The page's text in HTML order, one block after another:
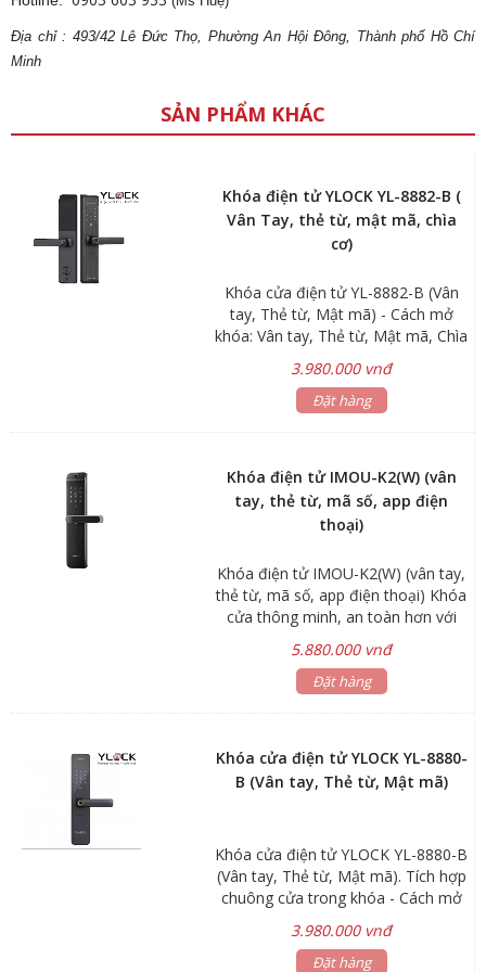
Địa chỉ : 493/42 Lê Đức Thọ, Phường An Hội Đông, Thành phố Hồ Chí
Minh
SẢN PHẨM KHÁC
Khóa điện tử YLOCK YL-8882-B (
Vân Tay, thẻ từ, mật mã, chìa
cơ)
Khóa cửa điện tử YL-8882-B (Vân
tay, Thẻ từ, Mật mã) - Cách mở
khóa: Vân tay, Thẻ từ, Mật mã, Chìa
khóa cơ - Màu sắc: Đen xám mạnh
mẽ - Cấu tạo: Hợp kim nhôm chắc
chắn Khuyến mãi bao lắp đặt trong
3.980.000 vnđ
Đặt hàng
Khóa điện tử IMOU-K2(W) (vân
tay, thẻ từ, mã số, app điện
thoại)
Khóa điện tử IMOU-K2(W) (vân tay,
thẻ từ, mã số, app điện thoại) Khóa
cửa thông minh, an toàn hơn với
tiêu chuẩn của Châu Âu (GA701-
2007) . ■ Bề mặt và tay cầm bằng
hợp kim kẽm, mạnh mẽ và chắc
mật khẩu, Bluetooth & chìa khóa
cơ truyền thống. ■ Nhận biết thẻ ở
khoảng cách < 2 cm, đọc mã thẻ
biến điện dung, tỉ lệ sai < 0.0002%,
bộ nhớ lưu trữ : 50 vân tay. ■ Mở
cửa bằng password: Lưu trữ 50
password ■ Thân thiện hơn với tính
năng nhắc nhở bằng giọng nói +
chế độ ra vào tự do (Passage
5.880.000 vnđ
Đặt hàng
Khóa cửa điện tử YLOCK YL-8880-
B (Vân tay, Thẻ từ, Mật mã)
Khóa cửa điện tử YLOCK YL-8880-B
(Vân tay, Thẻ từ, Mật mã). Tích hợp
chuông cửa trong khóa - Cách mở
khóa: Vân tay, Thẻ từ, Mật mã, Chìa
khóa cơ - Màu sắc: Đen xám mạnh
mẽ - Cấu tạo: Hợp kim nhôm chắc
3.980.000 vnđ
Đặt hàng